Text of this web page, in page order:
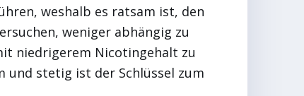
weshalb es ratsam ist, den
weniger abhängig zu
niedrigerem Nicotingehalt zu
und stetig ist der Schlüssel zum